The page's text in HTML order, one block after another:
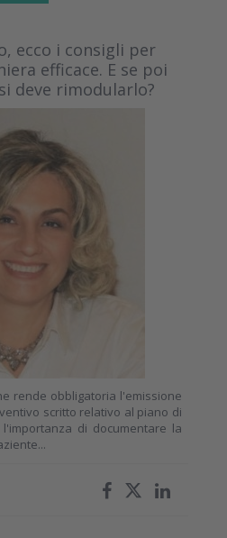
ecco i consigli per
efficace. E se poi
deve rimodularlo?
rende obbligatoria l'emissione
scritto relativo al piano di
di documentare la